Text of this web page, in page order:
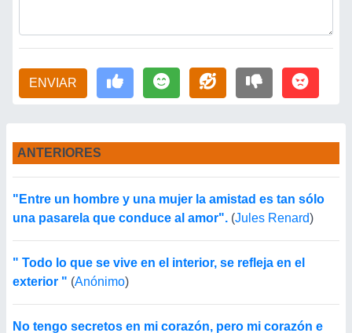
ENVIAR
ANTERIORES
"Entre un hombre y una mujer la amistad es tan sólo
una pasarela que conduce al amor". (Jules Renard)
" Todo lo que se vive en el interior, se refleja en el
exterior " (Anónimo)
No tengo secretos en mi corazón, pero mi corazón e